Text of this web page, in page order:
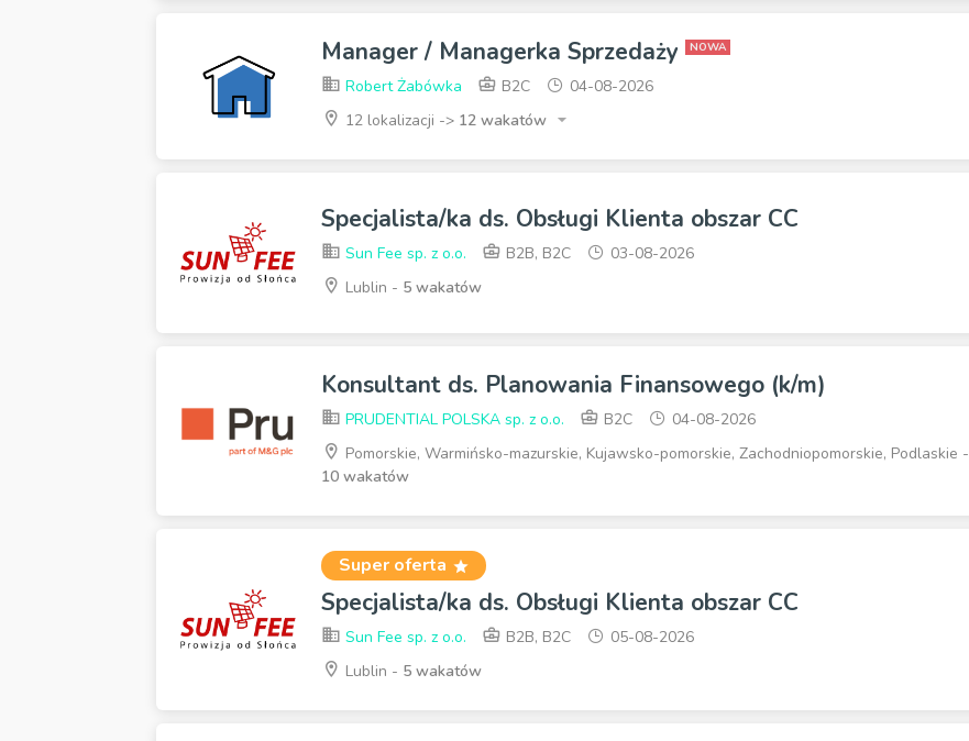
Manager / Managerka Sprzedaży NOWA
Robert Żabówka B2C
04-08-2026
12 lokalizacji -> 12 wakatów
Specjalista/ka ds. Obsługi Klienta obszar CC
Sun Fee sp. z o.o. B2B, B2C
03-08-2026
Lublin - 5 wakatów
Konsultant ds. Planowania Finansowego (k/m)
PRUDENTIAL POLSKA sp. z o.o. B2C
04-08-2026
Pomorskie, Warmińsko-mazurskie, Kujawsko-pomorskie, Zachodniopomorskie, Podlaskie -
10 wakatów
Super oferta
Specjalista/ka ds. Obsługi Klienta obszar CC
Sun Fee sp. z o.o. B2B, B2C
05-08-2026
Lublin - 5 wakatów